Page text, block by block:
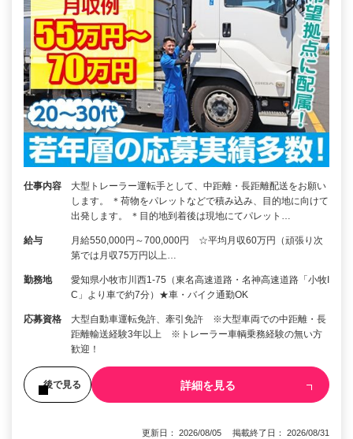
仕事内容
大型トレーラー運転手として、中距離・長距離配送をお願い
します。 ＊荷物をパレットなどで積み込み、目的地に向けて
出発します。 ＊目的地到着後は現地にてパレット…
給与
月給550,000円～700,000円 ☆平均月収60万円（頑張り次
第では月収75万円以上…
勤務地
愛知県小牧市川西1-75（東名高速道路・名神高速道路「小牧I
C」より車で約7分）★車・バイク通勤OK
応募資格
大型自動車運転免許、牽引免許 ※大型車両での中距離・長
距離輸送経験3年以上 ※トレーラー車輌乗務経験の無い方
歓迎！
後で見る 詳細を見る
更新日： 2026/08/05 掲載終了日： 2026/08/31